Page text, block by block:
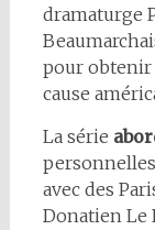
dramaturge
pour obtenir
cause
La série
avec des
Donatien Le